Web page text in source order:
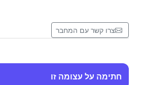
נשמח שתחתמו ותעבירו לרופאים
צרו קשר עם המחבר
חתימה על עצומה זו